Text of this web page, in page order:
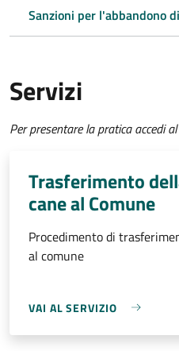
Sanzioni per l'abbandono
Servizi
Per presentare la pratica accedi
Trasferimento
cane al Comune
Procedimento di
al comune
VAI AL SERVIZIO